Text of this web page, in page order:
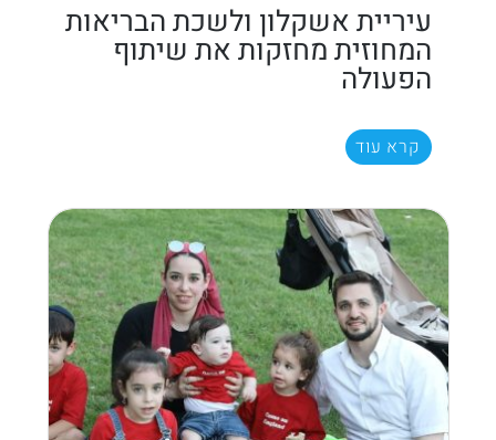
עיריית אשקלון ולשכת הבריאות
המחוזית מחזקות את שיתוף
הפעולה
קרא עוד